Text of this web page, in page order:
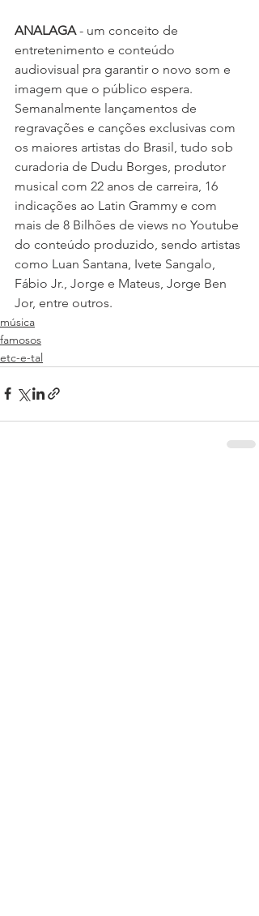
ANALAGA - um conceito de
entretenimento e conteúdo
audiovisual pra garantir o novo som e
imagem que o público espera.
Semanalmente lançamentos de
regravações e canções exclusivas com
os maiores artistas do Brasil, tudo sob
curadoria de Dudu Borges, produtor
musical com 22 anos de carreira, 16
indicações ao Latin Grammy e com
mais de 8 Bilhões de views no Youtube
do conteúdo produzido, sendo artistas
como Luan Santana, Ivete Sangalo,
Fábio Jr., Jorge e Mateus, Jorge Ben
Jor, entre outros.
música
famosos
etc-e-tal